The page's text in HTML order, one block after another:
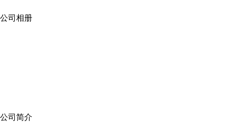
公司相册
公司简介